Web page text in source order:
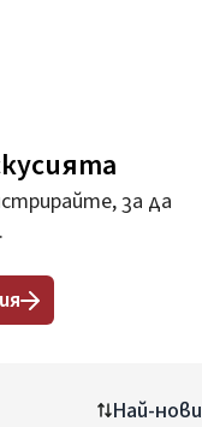
за да
Най-нови